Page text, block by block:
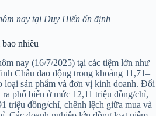
nay tại Duy Hiển ổn định
nhiêu
nay (16/7/2025) tại các tiệm lớn như
Châu dao động trong khoảng 11,71–
loại sản phẩm và đơn vị kinh doanh. Đối
phổ biến ở mức 12,11 triệu đồng/chỉ,
triệu đồng/chỉ, chênh lệch giữa mua và